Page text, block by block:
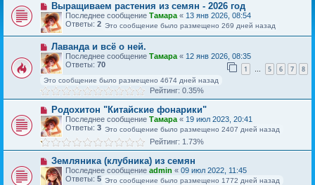
Выращиваем растения из семян - 2026 год
Последнее сообщение Тамара « 13 янв 2026, 08:54
Ответы: 2 Это сообщение было размещено 269 дней назад
Лаванда и всё о ней.
Последнее сообщение Тамара « 12 янв 2026, 08:35
Ответы: 70 1 … 5 6 7 8
Это сообщение было размещено 4674 дней назад
Рейтинг: 0.35%
Родохитон "Китайские фонарики"
Последнее сообщение Тамара « 19 июл 2023, 20:41
Ответы: 3 Это сообщение было размещено 2407 дней назад
Рейтинг: 1.73%
Земляника (клубника) из семян
Последнее сообщение admin « 09 июл 2022, 11:45
Ответы: 5 Это сообщение было размещено 1772 дней назад